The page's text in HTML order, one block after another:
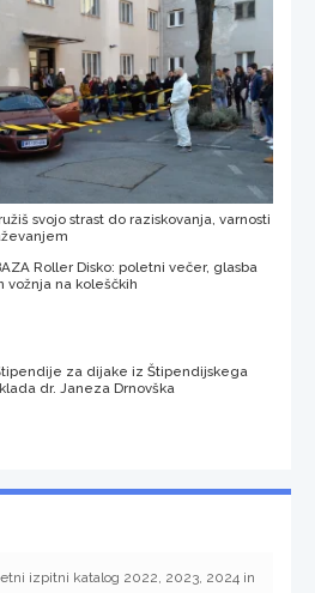
svojo strast do raziskovanja, varnosti
Roller Disko: poletni večer, glasba
vožnja na koleščkih
za dijake iz Štipendijskega
dr. Janeza Drnovška
izpitni katalog 2022, 2023, 2024 in